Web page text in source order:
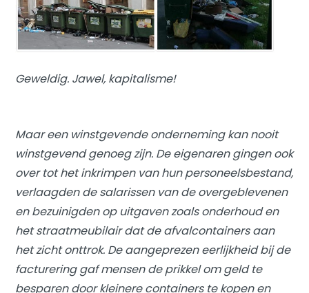
Geweldig. Jawel, kapitalisme!
Maar een winstgevende onderneming kan nooit
winstgevend genoeg zijn. De eigenaren gingen ook
over tot het inkrimpen van hun personeelsbestand,
verlaagden de salarissen van de overgeblevenen
en bezuinigden op uitgaven zoals onderhoud en
het straatmeubilair dat de afvalcontainers aan
het zicht onttrok. De aangeprezen eerlijkheid bij de
facturering gaf mensen de prikkel om geld te
besparen door kleinere containers te kopen en